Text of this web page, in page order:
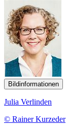
Bildinformationen
Julia Verlinden
© Rainer Kurzeder